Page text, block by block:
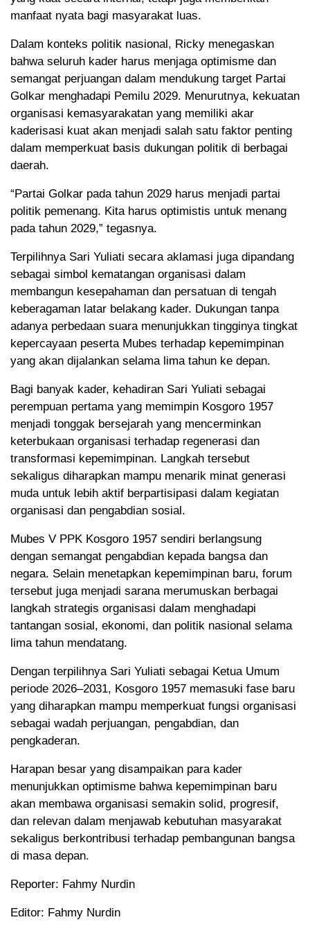
manfaat nyata bagi masyarakat luas.
Dalam konteks politik nasional, Ricky menegaskan
bahwa seluruh kader harus menjaga optimisme dan
semangat perjuangan dalam mendukung target Partai
Golkar menghadapi Pemilu 2029. Menurutnya, kekuatan
organisasi kemasyarakatan yang memiliki akar
kaderisasi kuat akan menjadi salah satu faktor penting
dalam memperkuat basis dukungan politik di berbagai
daerah.
“Partai Golkar pada tahun 2029 harus menjadi partai
politik pemenang. Kita harus optimistis untuk menang
pada tahun 2029,” tegasnya.
Terpilihnya Sari Yuliati secara aklamasi juga dipandang
sebagai simbol kematangan organisasi dalam
membangun kesepahaman dan persatuan di tengah
keberagaman latar belakang kader. Dukungan tanpa
adanya perbedaan suara menunjukkan tingginya tingkat
kepercayaan peserta Mubes terhadap kepemimpinan
yang akan dijalankan selama lima tahun ke depan.
Bagi banyak kader, kehadiran Sari Yuliati sebagai
perempuan pertama yang memimpin Kosgoro 1957
menjadi tonggak bersejarah yang mencerminkan
keterbukaan organisasi terhadap regenerasi dan
transformasi kepemimpinan. Langkah tersebut
sekaligus diharapkan mampu menarik minat generasi
muda untuk lebih aktif berpartisipasi dalam kegiatan
organisasi dan pengabdian sosial.
Mubes V PPK Kosgoro 1957 sendiri berlangsung
dengan semangat pengabdian kepada bangsa dan
negara. Selain menetapkan kepemimpinan baru, forum
tersebut juga menjadi sarana merumuskan berbagai
langkah strategis organisasi dalam menghadapi
tantangan sosial, ekonomi, dan politik nasional selama
lima tahun mendatang.
Dengan terpilihnya Sari Yuliati sebagai Ketua Umum
periode 2026–2031, Kosgoro 1957 memasuki fase baru
yang diharapkan mampu memperkuat fungsi organisasi
sebagai wadah perjuangan, pengabdian, dan
pengkaderan.
Harapan besar yang disampaikan para kader
menunjukkan optimisme bahwa kepemimpinan baru
akan membawa organisasi semakin solid, progresif,
dan relevan dalam menjawab kebutuhan masyarakat
sekaligus berkontribusi terhadap pembangunan bangsa
di masa depan.
Reporter: Fahmy Nurdin
Editor: Fahmy Nurdin